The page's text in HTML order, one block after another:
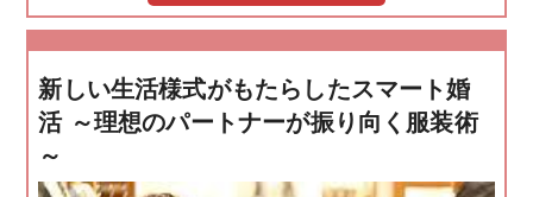
新しい生活様式がもたらしたスマート婚
活 ～理想のパートナーが振り向く服装術
～